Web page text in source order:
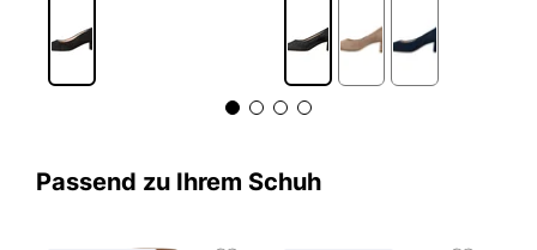
Passend zu Ihrem Schuh